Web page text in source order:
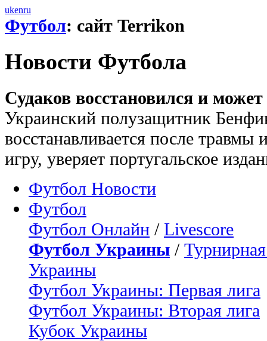
ukenru
Футбол: сайт Terrikon
Новости Футбола
Судаков восстановился и
Украинский полузащитник
восстанавливается после травмы
игру, уверяет португальское
Футбол Новости
Футбол
Футбол Онлайн / Livescore
Футбол Украины /
Украины
Футбол Украины: Первая лига
Футбол Украины: Вторая лига
Кубок Украины